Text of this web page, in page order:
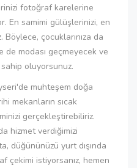
fotoğraf karelerine
En samimi gülüşlerinizi, en
çocuklarınıza da
de modası geçmeyecek ve
oluyorsunuz.
muhteşem doğa
mekanların sıcak
gerçekleştirebiliriz.
hizmet verdiğimizi
düğününüzü yurt dışında
çekimi istiyorsanız, hemen